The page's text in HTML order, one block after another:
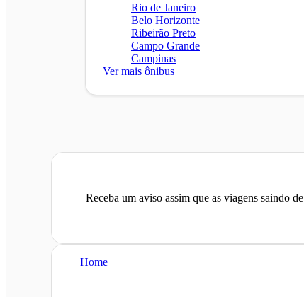
Rio de Janeiro
Belo Horizonte
Ribeirão Preto
Campo Grande
Campinas
Ver mais ônibus
Receba um aviso assim que as viagens saindo de
Home